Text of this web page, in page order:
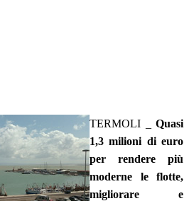
TERMOLI _
Quasi
1,3 milioni di euro
per rendere più
moderne le flotte,
migliorare e